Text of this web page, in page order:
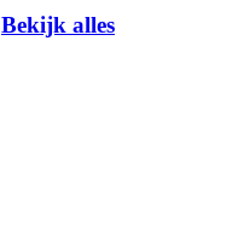
Bekijk alles